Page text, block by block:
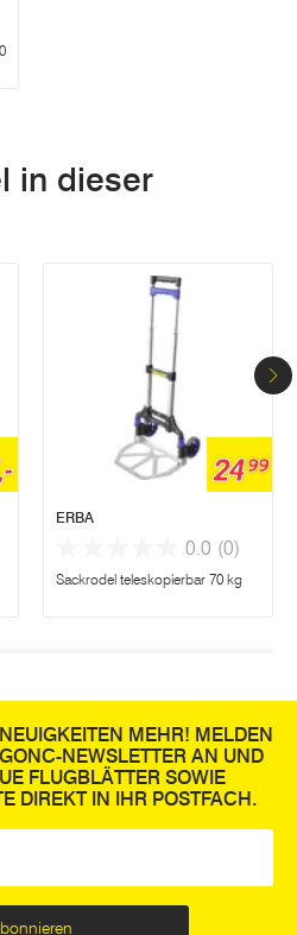
in dieser
2499
ERBA
0.0 (0)
Sackrodel teleskopierbar 70 kg
MEHR! MELDEN
NEWSLETTER AN UND
FLUGBLÄTTER SOWIE
DIREKT IN IHR POSTFACH.